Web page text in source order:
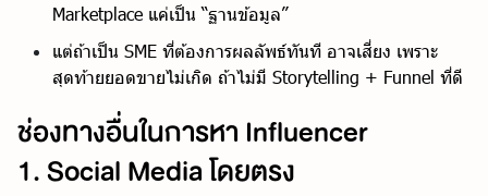
Marketplace แค่เป็น “ฐานข้อมูล”
แต่ถ้าเป็น SME ที่ต้องการผลลัพธ์ทันที อาจเสี่ยง เพราะ
สุดท้ายยอดขายไม่เกิด ถ้าไม่มี Storytelling + Funnel ที่ดี
ช่องทางอื่นในการหา Influencer
1. Social Media โดยตรง